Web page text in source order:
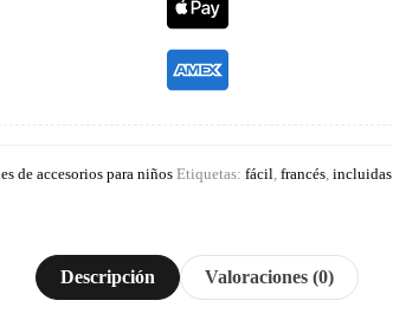
de accesorios para niños Etiquetas: fácil francés incluidas
Descripción Valoraciones (0)